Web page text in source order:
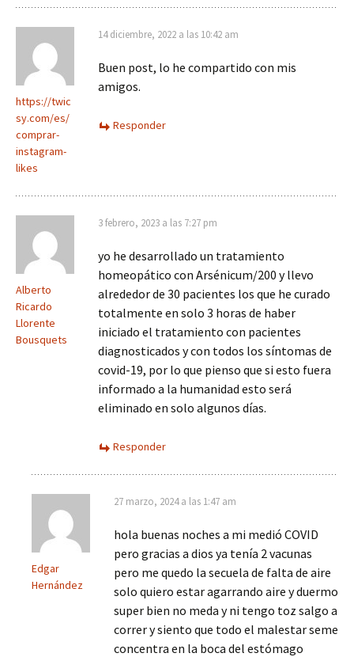
https://twic
sy.com/es/
comprar-
instagram-
likes
14 diciembre, 2022 a las 10:42 am
Buen post, lo he compartido con mis
amigos.
Responder
Alberto
Ricardo
Llorente
Bousquets
3 febrero, 2023 a las 7:27 pm
yo he desarrollado un tratamiento
homeopático con Arsénicum/200 y llevo
alrededor de 30 pacientes los que he curado
totalmente en solo 3 horas de haber
iniciado el tratamiento con pacientes
diagnosticados y con todos los síntomas de
covid-19, por lo que pienso que si esto fuera
informado a la humanidad esto será
eliminado en solo algunos días.
Responder
Edgar
Hernández
27 marzo, 2024 a las 1:47 am
hola buenas noches a mi medió COVID
pero gracias a dios ya tenía 2 vacunas
pero me quedo la secuela de falta de aire
solo quiero estar agarrando aire y duermo
super bien no meda y ni tengo toz salgo a
correr y siento que todo el malestar seme
concentra en la boca del estómago